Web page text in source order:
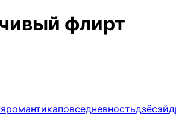
флирт
романтикаповседневностьдзёсэй